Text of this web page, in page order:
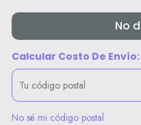
No
Calcular Costo De Envío:
No sé mi código postal